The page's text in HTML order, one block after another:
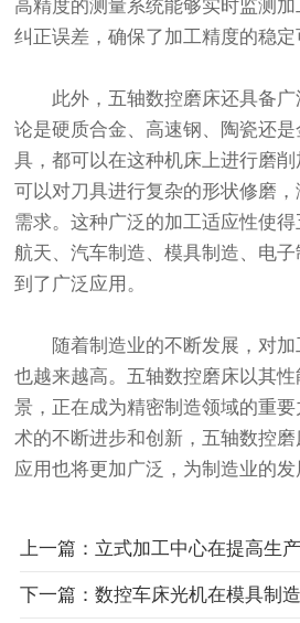
高精度的测量系统能够实时监测
纠正误差，确保了加工精度的稳定
此外，五轴数控磨床还具备广
论是硬质合金、高速钢、陶瓷还
具，都可以在这种机床上进行磨
可以对刀具进行复杂的形状修磨
需求。这种广泛的加工适应性使
航天、汽车制造、模具制造、电
到了广泛应用。
随着制造业的不断发展，对加
也越来越高。五轴数控磨床以其
景，正在成为精密制造领域的重
术的不断进步和创新，五轴数控磨
应用也将更加广泛，为制造业的发
上一篇：立式加工中心在提高生
下一篇：数控车床光机在模具制